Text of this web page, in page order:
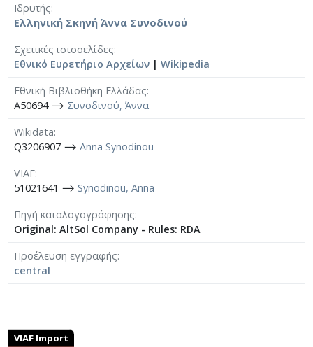
Ιδρυτής
Ελληνική Σκηνή Άννα Συνοδινού
Σχετικές ιστοσελίδες
Εθνικό Ευρετήριο Αρχείων | Wikipedia
Εθνική Βιβλιοθήκη Ελλάδας
A50694 ⟶ Συνοδινού, Άννα
Wikidata
Q3206907 ⟶ Anna Synodinou
VIAF
51021641 ⟶ Synodinou, Anna
Πηγή καταλογογράφησης
Original: AltSol Company - Rules: RDA
Προέλευση εγγραφής
central
VIAF Import